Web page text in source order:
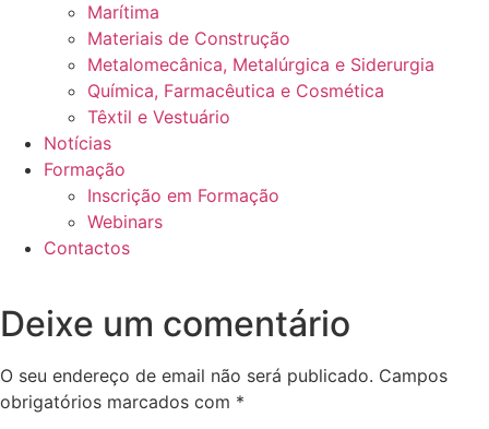
Marítima
Materiais de Construção
Metalomecânica, Metalúrgica e Siderurgia
Química, Farmacêutica e Cosmética
Têxtil e Vestuário
Notícias
Formação
Inscrição em Formação
Webinars
Contactos
Deixe um comentário
O seu endereço de email não será publicado. Campos
obrigatórios marcados com *